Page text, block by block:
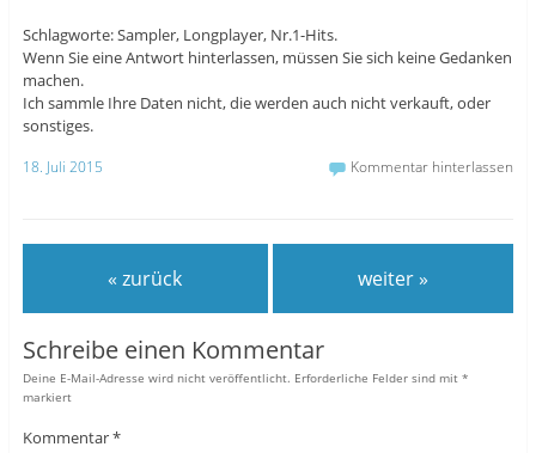
Schlagworte: Sampler, Longplayer, Nr.1-Hits.
Wenn Sie eine Antwort hinterlassen, müssen Sie sich keine Gedanken
machen.
Ich sammle Ihre Daten nicht, die werden auch nicht verkauft, oder
sonstiges.
18. Juli 2015 Kommentar hinterlassen
« zurück weiter »
Schreibe einen Kommentar
Deine E-Mail-Adresse wird nicht veröffentlicht. Erforderliche Felder sind mit *
markiert
Kommentar*